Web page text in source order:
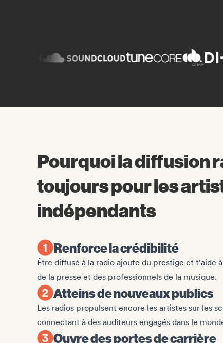
Pourquoi la diffusion
toujours pour les
indépendants
Renforce la crédibilité
Être diffusé à la radio ajoute du prestige et t’aide
de la presse et des professionnels de la musique.
Atteins de nouveaux publics
Les radios propulsent encore les artistes sur les
connectant à des auditeurs engagés dans le
Ouvre des portes de carrière